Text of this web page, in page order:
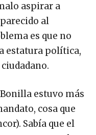
aspirar a
al
es que no
estatura política,
estuvo más
cosa que
Sabía que el